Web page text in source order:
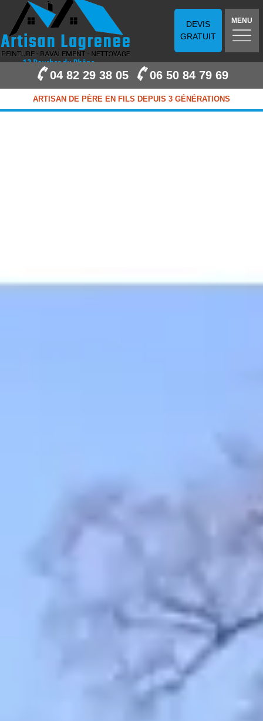
DEVIS
GRATUIT
MENU
04 82 29 38 05 06 50 84 79 69
ARTISAN DE PÈRE EN FILS DEPUIS 3 GÉNÉRATIONS